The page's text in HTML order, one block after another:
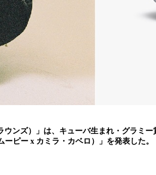
ンズ）」は、キューバ生まれ・グラミ
ピー x カミラ・カベロ）」を発表した。